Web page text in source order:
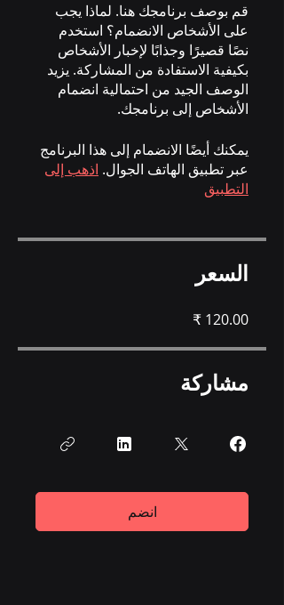
قم بوصف برنامجك هنا. لماذا يجب
على الأشخاص الانضمام؟ استخدم
نصًا قصيرًا وجذابًا لإخبار الأشخاص
بكيفية الاستفادة من المشاركة. يزيد
الوصف الجيد من احتمالية انضمام
الأشخاص إلى برنامجك.
يمكنك أيضًا الانضمام إلى هذا البرنامج
عبر تطبيق الهاتف الجوال. اذهب إلى
التطبيق
السعر
مشاركة
انضم